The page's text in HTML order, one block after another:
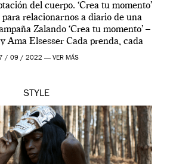
del cuerpo. ‘Crea tu momento’
relacionarnos a diario de una
Zalando ‘Crea tu momento’ –
Ama Elsesser Cada prenda, cada
momento, caracteriza […]
/ 09 / 2022 — VER MÁS
STYLE